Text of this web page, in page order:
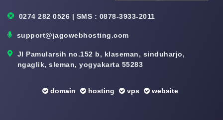
0274 282 0526 | SMS : 0878-3933-2011
support@jagowebhosting.com
Jl Pamularsih no.152 b, klaseman, sinduharjo,
ngaglik, sleman, yogyakarta 55283
domain hosting vps website